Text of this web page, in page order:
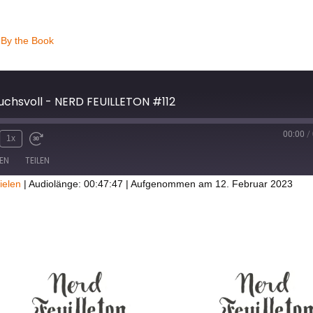
By the Book
- NERD FEUILLETON #112
1x 00:00 /
TEILEN
|Audiolänge: 00:47:47 |Aufgenommen am 12. Februar 2023